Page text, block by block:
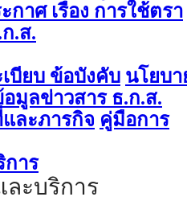
กาศ เรื่อง การใช้ตรา
.ส.
บียบ ข้อบังคับ นโยบา
อมูลข่าวสาร ธ.ก.ส.
ละภารกิจ คู่มือการ
าร
ะบริการ